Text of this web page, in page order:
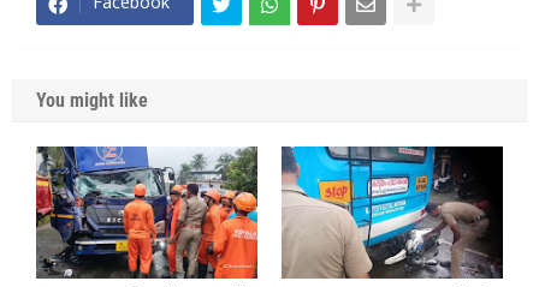
Facebook
You might like